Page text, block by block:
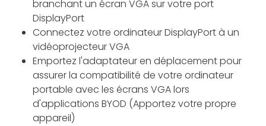
branchant un écran VGA sur votre port
DisplayPort
Connectez votre ordinateur DisplayPort à un
vidéoprojecteur VGA
Emportez l'adaptateur en déplacement pour
assurer la compatibilité de votre ordinateur
portable avec les écrans VGA lors
d'applications BYOD (Apportez votre propre
appareil)